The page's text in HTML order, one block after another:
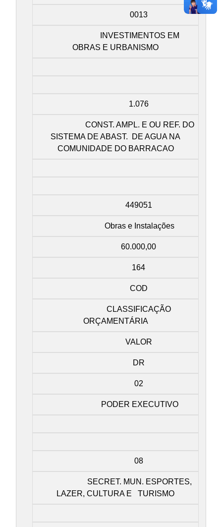
0013
INVESTIMENTOS EM
OBRAS E URBANISMO
1.076
CONST. AMPL. E OU REF. DO
SISTEMA DE ABAST. DE AGUA NA
COMUNIDADE DO BARRACAO
449051
Obras e Instalações
60.000,00
164
COD
CLASSIFICAÇÃO
ORÇAMENTÁRIA
VALOR
DR
02
PODER EXECUTIVO
08
SECRET. MUN. ESPORTES,
LAZER, CULTURA E TURISMO